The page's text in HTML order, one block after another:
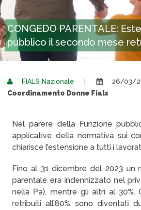
CONGEDO PARENTALE:
pubblico il secondo mese
FIALS Nazionale
26/03/
Coordinamento Donne Fials
Nel parere della Funzione
applicative della normativa sui
chiarisce l’estensione a tutti i
Fino al 31 dicembre del 2023 un
parentale era indennizzato nel
nella Pa), mentre gli altri al 30%.
retribuiti all’80% sono diventati